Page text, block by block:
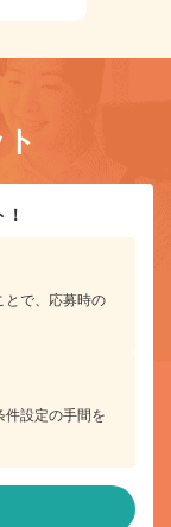
とで、応募時の
件設定の手間を